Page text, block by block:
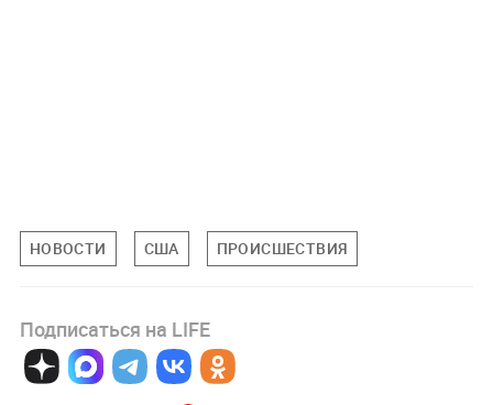
НОВОСТИ США ПРОИСШЕСТВИЯ
Подписаться на LIFE